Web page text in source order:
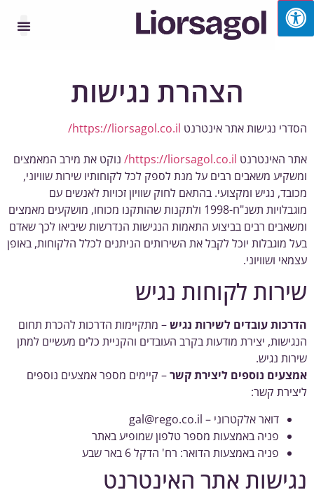
הצהרת נגישות
נגישות אתר אינטרנטhttps://liorsagol.co.il/
האינטרנטhttps://liorsagol.co.il/ נוקט את מירב המאמצים
משאבים רבים על מנת לספק לכל לקוחותיו שירות שוויוני,
נגיש ומקצועי. בהתאם לחוק שוויון זכויות לאנשים עם
מוגבלויות תשנ"ח-1998 ולתקנות שהותקנו מכוחו, מושקעים מאמצים
רבים בביצוע התאמות הנגישות הנדרשות שיביאו לכך שאדם
מוגבלות יוכל לקבל את השירותים הניתנים לכלל הלקוחות, באופן
ושוויוני.
לקוחות נגיש
עובדים לשירות נגיש– מתקיימות הדרכות להכרת תחום
יצירת מודעות בקרב העובדים והקניית כלים מעשיים למתן
נגיש.
נוספים ליצירת קשר– קיימים מספר אמצעים נוספים
קשר:
דואר אלקטרוני –gal@rego.co.il
פניה באמצעות מספר טלפון שמופיע באתר
פניה באמצעות הדואר: רח' הדקל 6 באר שבע
אתר האינטרנט